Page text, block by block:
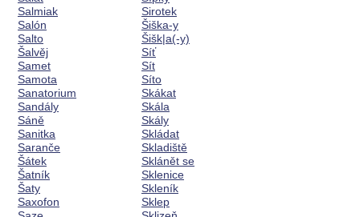
Salmiak
Salón
Salto
Šalvěj
Samet
Samota
Sanatorium
Sandály
Sáně
Sanitka
Saranče
Šátek
Šatník
Šaty
Saxofon
Sirotek
Šiška-y
Šišk|a(-y)
Síť
Sít
Síto
Skákat
Skála
Skály
Skládat
Skladiště
Sklánět se
Sklenice
Skleník
Sklep